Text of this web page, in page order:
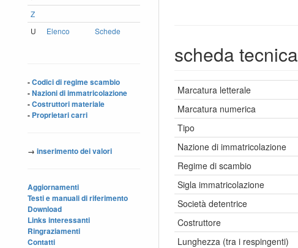
Z
U
Elenco Schede
-Codici di regime scambio
-Nazioni di immatricolazione
-Costruttori materiale
- Proprietari carri
→ inserimento dei valori
Aggiornamenti
Testi e manuali di riferimento
Download
Links interessanti
Ringraziamenti
Contatti
scheda tecnica
Marcatura letterale
Marcatura numerica
Tipo
Nazione di immatricolazione
Regime di scambio
Sigla immatricolazione
Società detentrice
Costruttore
Lunghezza (tra i respingenti)